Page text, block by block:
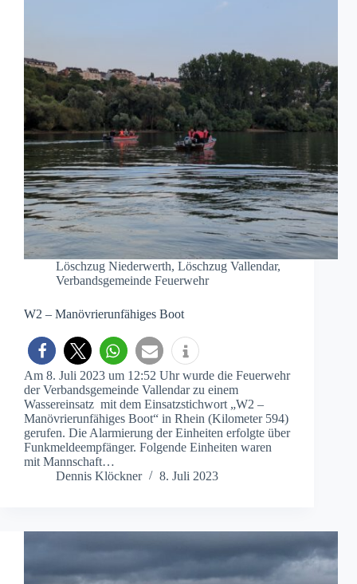
Löschzug Niederwerth, Löschzug Vallendar,
Verbandsgemeinde Feuerwehr
W2 – Manövrierunfähiges Boot
Am 8. Juli 2023 um 12:52 Uhr wurde die Feuerwehr
der Verbandsgemeinde Vallendar zu einem
Wassereinsatz mit dem Einsatzstichwort „W2 –
Manövrierunfähiges Boot“ in Rhein (Kilometer 594)
gerufen. Die Alarmierung der Einheiten erfolgte über
Funkmeldeempfänger. Folgende Einheiten waren
mit Mannschaft…
Dennis Klöckner
8. Juli 2023